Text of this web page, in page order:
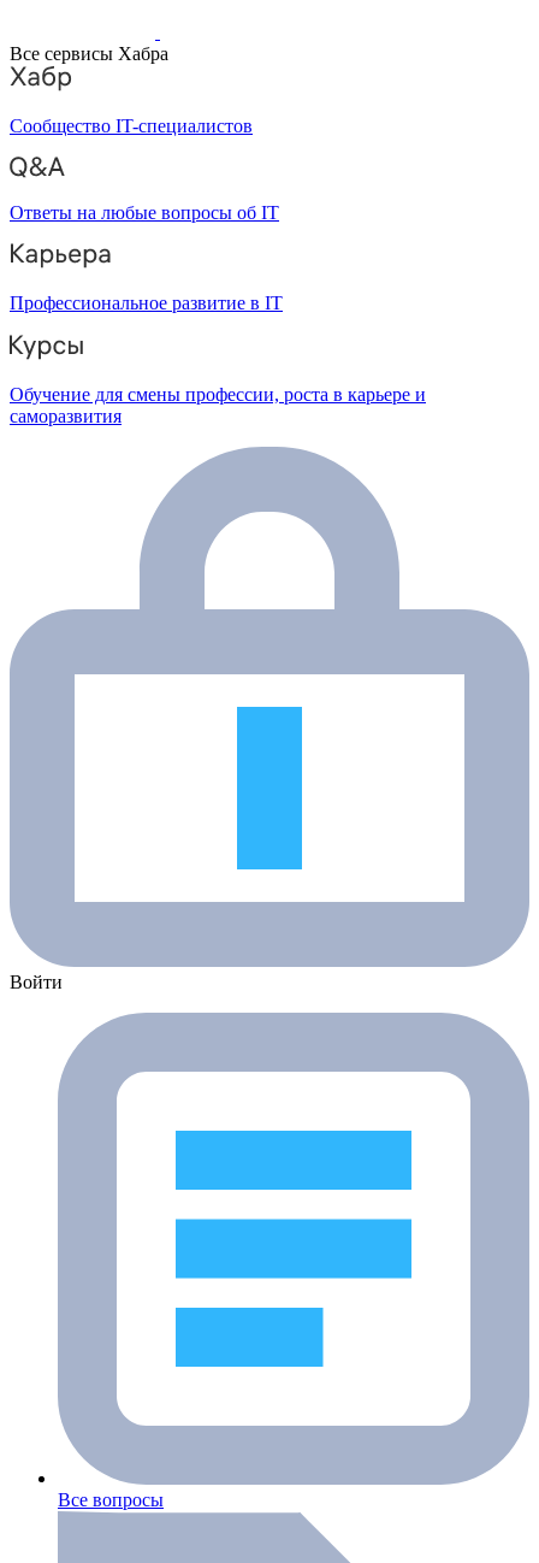
Все сервисы Хабра
Сообщество IT-специалистов
Ответы на любые вопросы об IT
Профессиональное развитие в IT
Обучение для смены профессии, роста в карьере и
саморазвития
Войти
Все вопросы